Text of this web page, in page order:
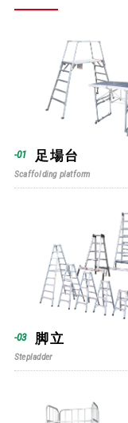
足場台
Scaffolding platform
脚立
Stepladder